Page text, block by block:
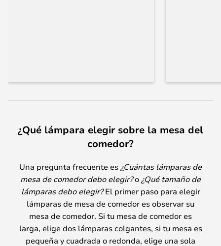
¿Qué lámpara elegir sobre la mesa del
comedor?
Una pregunta frecuente es ¿Cuántas lámparas de
mesa de comedor debo elegir?o ¿Qué tamaño de
lámparas debo elegir?El primer paso para elegir
lámparas de mesa de comedor es observar su
mesa de comedor. Si tu mesa de comedor es
larga, elige dos lámparas colgantes, si tu mesa es
pequeña y cuadrada o redonda, elige una sola